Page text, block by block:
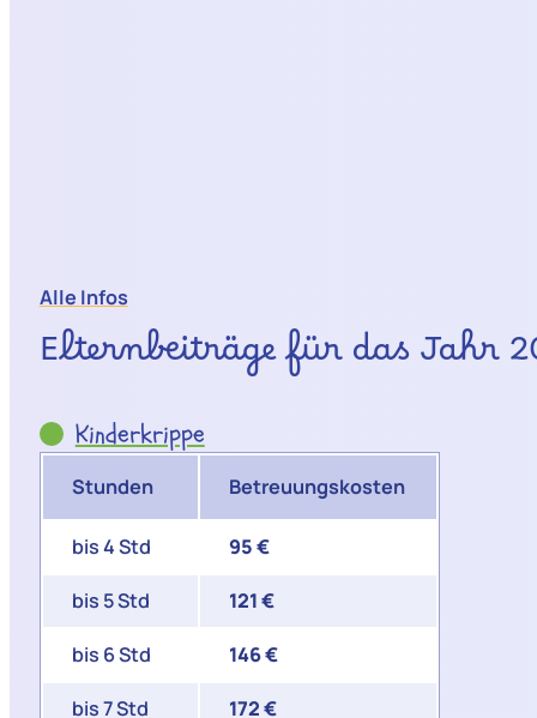
Alle Infos
Elternbeiträge für das Jahr
Kinderkrippe
Stunden Betreuungskosten
bis 4 Std 95 €
bis 5 Std 121 €
bis 6 Std 146 €
bis 7 Std 172 €